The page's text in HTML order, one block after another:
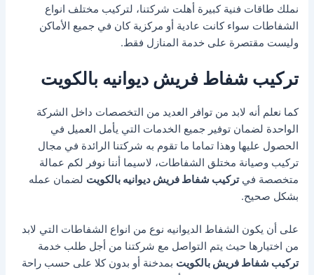
نملك طاقات فنية كبيرة أهلت شركتنا، لتركيب مختلف انواع
الشفاطات سواء كانت عادية أو مركزية كان في جميع الأماكن
وليست مقتصرة على خدمة المنازل فقط.
تركيب شفاط فريش ديوانيه بالكويت
كما نعلم أنه لابد من توافر العديد من التخصصات داخل الشركة
الواحدة لضمان توفير جميع الخدمات التي يأمل العميل في
الحصول عليها وهذا تماما ما تقوم به شركتنا الرائدة في مجال
تركيب وصيانة مختلق الشفاطات، لاسيما أننا نوفر لكم عمالة
متخصصة فيتركيب شفاط فريش ديوانيه بالكويت لضمان عمله
بشكل صحيح.
على أن يكون الشفاط الديوانيه نوع من انواع الشفاطات التي لابد
من اختيارها حيث يتم التواصل مع شركتنا من أجل طلب خدمة
تركيب شفاط فريش بالكويت بمدخنة أو بدون كلا على حسب راحة